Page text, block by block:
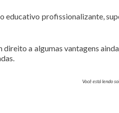
educativo profissionalizante,
direito a algumas vantagens
Você está lendo